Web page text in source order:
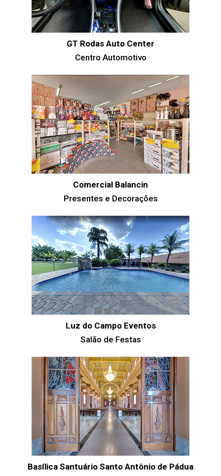
GT Rodas Auto Center
Centro Automotivo
Comercial Balancin
Presentes e Decorações
Luz do Campo Eventos
Salão de Festas
Basílica Santuário Santo Antônio de Pádua